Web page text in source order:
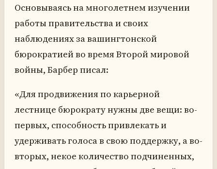
Основываясь на многолетнем изучении
работы правительства и своих
наблюдениях за вашингтонской
бюрократией во время Второй мировой
войны, Барбер писал:
«Для продвижения по карьерной
лестнице бюрократу нужны две вещи: во-
первых, способность привлекать и
удерживать голоса в свою поддержку, а во-
вторых, некое количество подчиненных,